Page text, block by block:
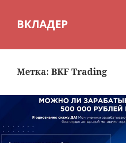
ВКЛАДЕР
Метка:BKF Trading